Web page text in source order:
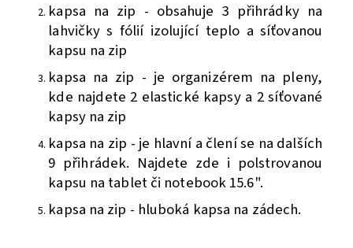
kapsa na zip - obsahuje 3 přihrádky na
lahvičky s fólií izolující teplo a síťovanou
kapsu na zip
kapsa na zip - je organizérem na pleny,
kde najdete 2 elastické kapsy a 2 síťované
kapsy na zip
kapsa na zip - je hlavní a člení se na dalších
9 přihrádek. Najdete zde i polstrovanou
kapsu na tablet či notebook 15.6".
kapsa na zip - hluboká kapsa na zádech.